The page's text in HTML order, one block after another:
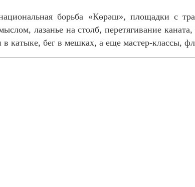
борьба «Көрәш», площадки с
лазанье на столб, перетягивание
катыке, бег в мешках, а еще мастер-классы,